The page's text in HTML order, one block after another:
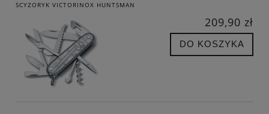
SCYZORYK VICTORINOX HUNTSMAN
209,90 zł
DO KOSZYKA